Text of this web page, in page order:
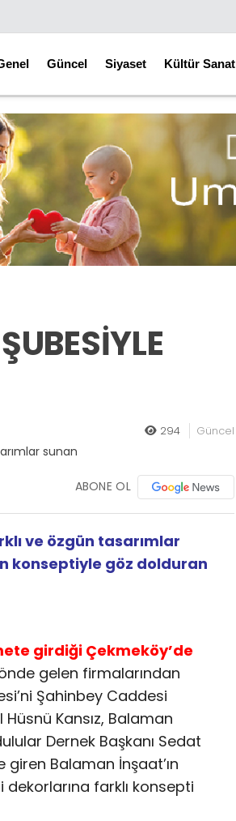
Güncel Siyaset Kültür Sanat
294 Güncel
ABONE OL
ve özgün tasarımlar
konseptiyle göz dolduran
girdiği Çekmeköy’de
gelen firmalarından
Şahinbey Caddesi
Kansız, Balaman
Dernek Başkanı Sedat
giren Balaman İnşaat’ın
farklı konsepti